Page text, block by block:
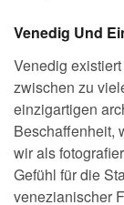
Venedig Und
Venedig
zwischen zu
einzigartigen
Beschaffenheit,
wir als
Gefühl für die
venezianischer